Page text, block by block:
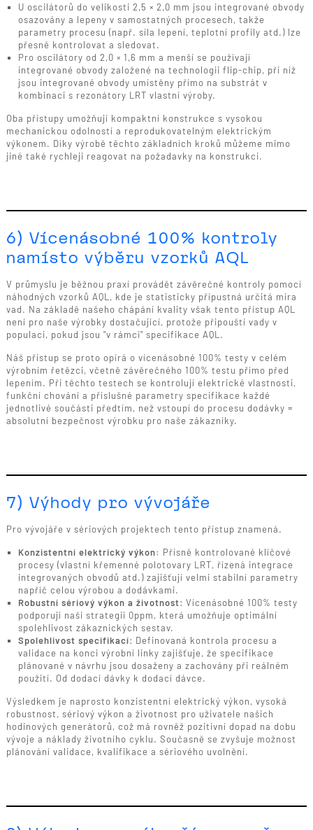
U oscilátorů do velikosti 2,5 × 2,0 mm jsou integrované obvody
osazovány a lepeny v samostatných procesech, takže
parametry procesu (např. síla lepení, teplotní profily atd.) lze
přesně kontrolovat a sledovat.
Pro oscilátory od 2,0 × 1,6 mm a menší se používají
integrované obvody založené na technologii flip-chip, při níž
jsou integrované obvody umístěny přímo na substrát v
kombinaci s rezonátory LRT vlastní výroby.
Oba přístupy umožňují kompaktní konstrukce s vysokou
mechanickou odolností a reprodukovatelným elektrickým
výkonem. Díky výrobě těchto základních kroků můžeme mimo
jiné také rychleji reagovat na požadavky na konstrukci.
6) Vícenásobné 100% kontroly
namísto výběru vzorků AQL
V průmyslu je běžnou praxí provádět závěrečné kontroly pomocí
náhodných vzorků AQL, kde je statisticky přípustná určitá míra
vad. Na základě našeho chápání kvality však tento přístup AQL
není pro naše výrobky dostačující, protože připouští vady v
populaci, pokud jsou "v rámci" specifikace AQL.
Náš přístup se proto opírá o vícenásobné 100% testy v celém
výrobním řetězci, včetně závěrečného 100% testu přímo před
lepením. Při těchto testech se kontrolují elektrické vlastnosti,
funkční chování a příslušné parametry specifikace každé
jednotlivé součásti předtím, než vstoupí do procesu dodávky =
absolutní bezpečnost výrobku pro naše zákazníky.
7) Výhody pro vývojáře
Pro vývojáře v sériových projektech tento přístup znamená.
Konzistentní elektrický výkon: Přísně kontrolované klíčové
procesy (vlastní křemenné polotovary LRT, řízená integrace
integrovaných obvodů atd.) zajišťují velmi stabilní parametry
napříč celou výrobou a dodávkami.
Robustní sériový výkon a životnost: Vícenásobné 100% testy
podporují naši strategii 0ppm, která umožňuje optimální
spolehlivost zákaznických sestav.
Spolehlivost specifikací: Definovaná kontrola procesu a
validace na konci výrobní linky zajišťuje, že specifikace
plánované v návrhu jsou dosaženy a zachovány při reálném
použití. Od dodací dávky k dodací dávce.
Výsledkem je naprosto konzistentní elektrický výkon, vysoká
robustnost, sériový výkon a životnost pro uživatele našich
hodinových generátorů, což má rovněž pozitivní dopad na dobu
vývoje a náklady životního cyklu. Současně se zvyšuje možnost
plánování validace, kvalifikace a sériového uvolnění.